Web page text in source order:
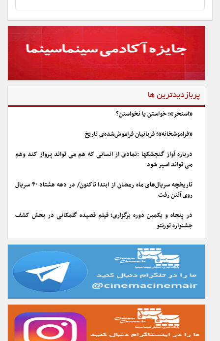
پربازدیدترین ها
«استخر»؛ خواستن یا نخواستن؟
«فراموشخانه»؛ قربانیان فراموش‌شده‌ی تاریخ
درباره آواز گنجشکها :نمادی از انسانی که هم می تواند پرواز کند وهم
می تواند اسیر شود
تاریخچه سریال‌های ماه رمضان از ابتدا تاکنون/ در دهه هشتاد ۴۰ سریال
روی آنتن رفت
در پنجاه و یکمین دوره برگزاری؛ فیلم قصیده گلمکانی در بخش کشف
جشنواره تورنتو